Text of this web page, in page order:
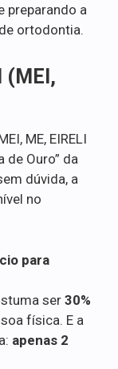
preparando a
ortodontia.
(MEI,
ME, EIRELI
de Ouro” da
dúvida, a
no
para
ser 30%
física. E a
apenas 2